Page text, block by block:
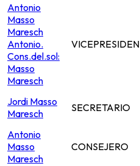
Antonio
Masso
Maresch
Antonio.
Cons.del.sol:
Masso
Maresch
VICEPRESIDEN
Jordi Masso
Maresch
SECRETARIO
Antonio
Masso
Maresch
CONSEJERO